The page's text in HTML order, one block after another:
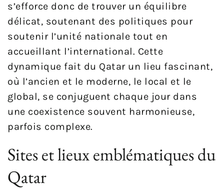
s’efforce donc de trouver un équilibre
délicat, soutenant des politiques pour
soutenir l’unité nationale tout en
accueillant l’international. Cette
dynamique fait du Qatar un lieu fascinant,
où l’ancien et le moderne, le local et le
global, se conjuguent chaque jour dans
une coexistence souvent harmonieuse,
parfois complexe.
Sites et lieux emblématiques du
Qatar